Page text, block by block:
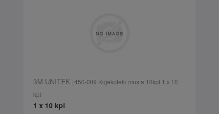
3M UNITEK| 450-009 Kojekotelo musta 10kpl 1 x 10
kpl
1 x 10 kpl